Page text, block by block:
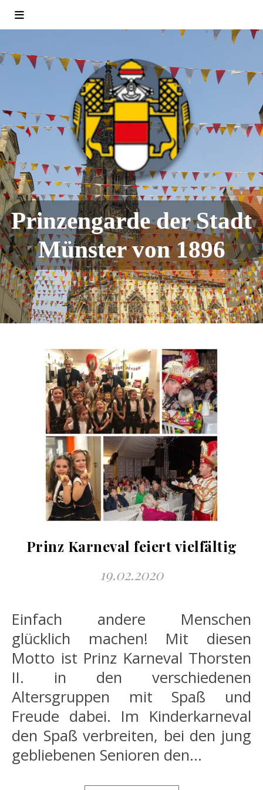
Prinzengarde der Stadt
Münster von 1896
Prinz Karneval feiert vielfältig
19.02.2020
Einfach andere Menschen
glücklich machen! Mit diesen
Motto ist Prinz Karneval Thorsten
II. in den verschiedenen
Altersgruppen mit Spaß und
Freude dabei. Im Kinderkarneval
den Spaß verbreiten, bei den jung
gebliebenen Senioren den…